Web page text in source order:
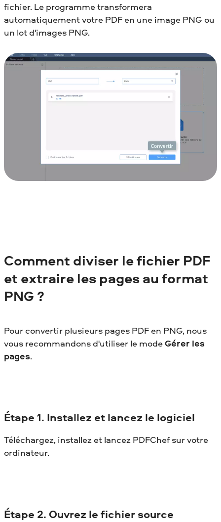
fichier. Le programme transformera
automatiquement votre PDF en une image PNG ou
un lot d'images PNG.
Comment diviser le fichier PDF
et extraire les pages au format
PNG ?
Pour convertir plusieurs pages PDF en PNG, nous
vous recommandons d'utiliser le modeGérer les
pages.
Étape 1. Installez et lancez le logiciel
Téléchargez, installez et lancez PDFChef sur votre
ordinateur.
Étape 2. Ouvrez le fichier source